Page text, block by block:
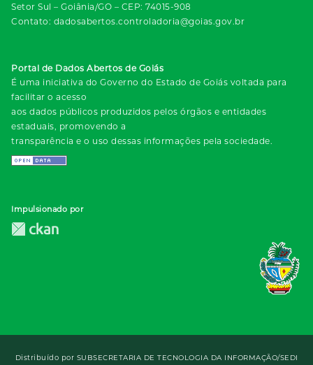
Setor Sul – Goiânia/GO – CEP: 74015-908
Contato: dadosabertos.controladoria@goias.gov.br
Portal de Dados Abertos de Goiás
É uma iniciativa do Governo do Estado de Goiás voltada para
facilitar o acesso
aos dados públicos produzidos pelos órgãos e entidades
estaduais, promovendo a
transparência e o uso dessas informações pela sociedade.
Impulsionado por
Distribuído por SUBSECRETARIA DE TECNOLOGIA DA INFORMAÇÃO/SEDI